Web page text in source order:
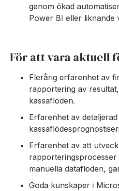
genom ökad
Power BI eller liknande
För att vara aktuell
Flerårig erfarenhet av
rapportering av
kassaflöden.
Erfarenhet av detaljerad
Erfarenhet av att
rapporteringsprocesser
manuella dataflöden,
Goda kunskaper i